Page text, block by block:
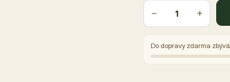
− +
Do dopravy zdarma zbývá